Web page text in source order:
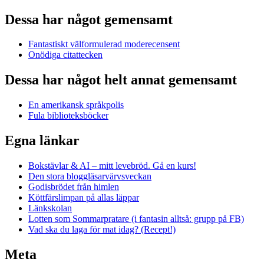
Dessa har något gemensamt
Fantastiskt välformulerad moderecensent
Onödiga citattecken
Dessa har något helt annat gemensamt
En amerikansk språkpolis
Fula biblioteksböcker
Egna länkar
Bokstävlar & AI – mitt levebröd. Gå en kurs!
Den stora bloggläsarvärvsveckan
Godisbrödet från himlen
Köttfärslimpan på allas läppar
Länkskolan
Lotten som Sommarpratare (i fantasin alltså: grupp på FB)
Vad ska du laga för mat idag? (Recept!)
Meta